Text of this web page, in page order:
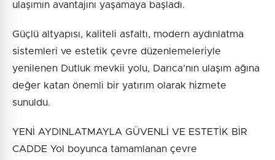
ulaşımın avantajını yaşamaya başladı.
Güçlü altyapısı, kaliteli asfaltı, modern aydınlatma
sistemleri ve estetik çevre düzenlemeleriyle
yenilenen Dutluk mevkii yolu, Darıca’nın ulaşım ağına
değer katan önemli bir yatırım olarak hizmete
sunuldu.
YENİ AYDINLATMAYLA GÜVENLİ VE ESTETİK BİR
CADDE Yol boyunca tamamlanan çevre